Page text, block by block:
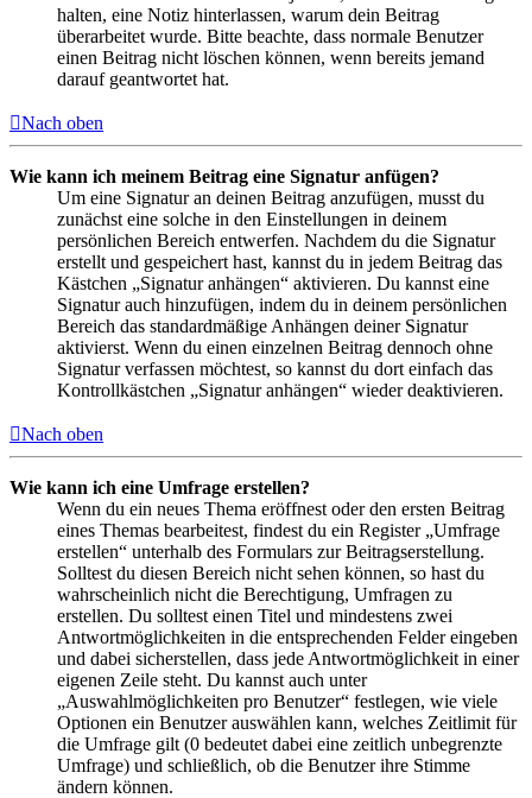
halten, eine Notiz hinterlassen, warum dein Beitrag
überarbeitet wurde. Bitte beachte, dass normale Benutzer
einen Beitrag nicht löschen können, wenn bereits jemand
darauf geantwortet hat.
Nach oben
Wie kann ich meinem Beitrag eine Signatur anfügen?
Um eine Signatur an deinen Beitrag anzufügen, musst du
zunächst eine solche in den Einstellungen in deinem
persönlichen Bereich entwerfen. Nachdem du die Signatur
erstellt und gespeichert hast, kannst du in jedem Beitrag das
Kästchen „Signatur anhängen“ aktivieren. Du kannst eine
Signatur auch hinzufügen, indem du in deinem persönlichen
Bereich das standardmäßige Anhängen deiner Signatur
aktivierst. Wenn du einen einzelnen Beitrag dennoch ohne
Signatur verfassen möchtest, so kannst du dort einfach das
Kontrollkästchen „Signatur anhängen“ wieder deaktivieren.
Nach oben
Wie kann ich eine Umfrage erstellen?
Wenn du ein neues Thema eröffnest oder den ersten Beitrag
eines Themas bearbeitest, findest du ein Register „Umfrage
erstellen“ unterhalb des Formulars zur Beitragserstellung.
Solltest du diesen Bereich nicht sehen können, so hast du
wahrscheinlich nicht die Berechtigung, Umfragen zu
erstellen. Du solltest einen Titel und mindestens zwei
Antwortmöglichkeiten in die entsprechenden Felder eingeben
und dabei sicherstellen, dass jede Antwortmöglichkeit in einer
eigenen Zeile steht. Du kannst auch unter
„Auswahlmöglichkeiten pro Benutzer“ festlegen, wie viele
Optionen ein Benutzer auswählen kann, welches Zeitlimit für
die Umfrage gilt (0 bedeutet dabei eine zeitlich unbegrenzte
Umfrage) und schließlich, ob die Benutzer ihre Stimme
ändern können.